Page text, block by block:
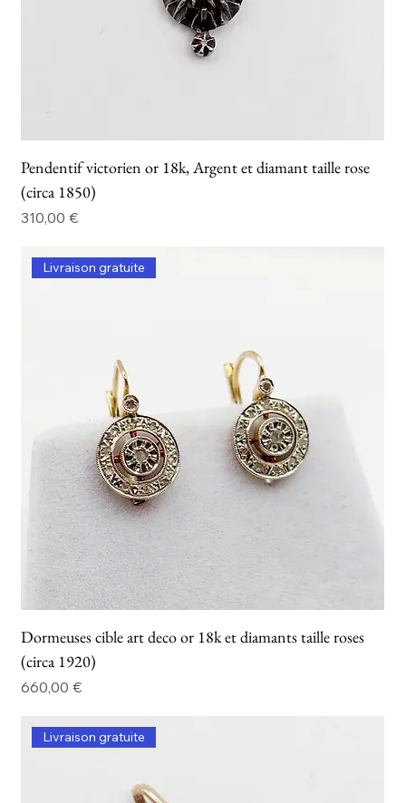
Pendentif victorien or 18k, Argent et diamant taille rose
(circa 1850)
Prix
310,00 €
Livraison gratuite
Dormeuses cible art deco or 18k et diamants taille roses
(circa 1920)
Prix
660,00 €
Livraison gratuite